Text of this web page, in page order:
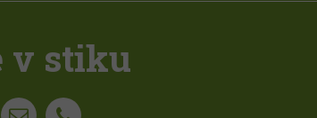
v stiku